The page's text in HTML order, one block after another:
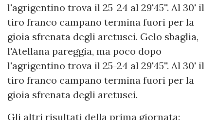
l'agrigentino trova il 25-24 al 29'45''. Al 30' il
tiro franco campano termina fuori per la
gioia sfrenata degli aretusei. Gelo sbaglia,
l'Atellana pareggia, ma poco dopo
l'agrigentino trova il 25-24 al 29'45''. Al 30' il
tiro franco campano termina fuori per la
gioia sfrenata degli aretusei.
Gli altri risultati della prima giornata: